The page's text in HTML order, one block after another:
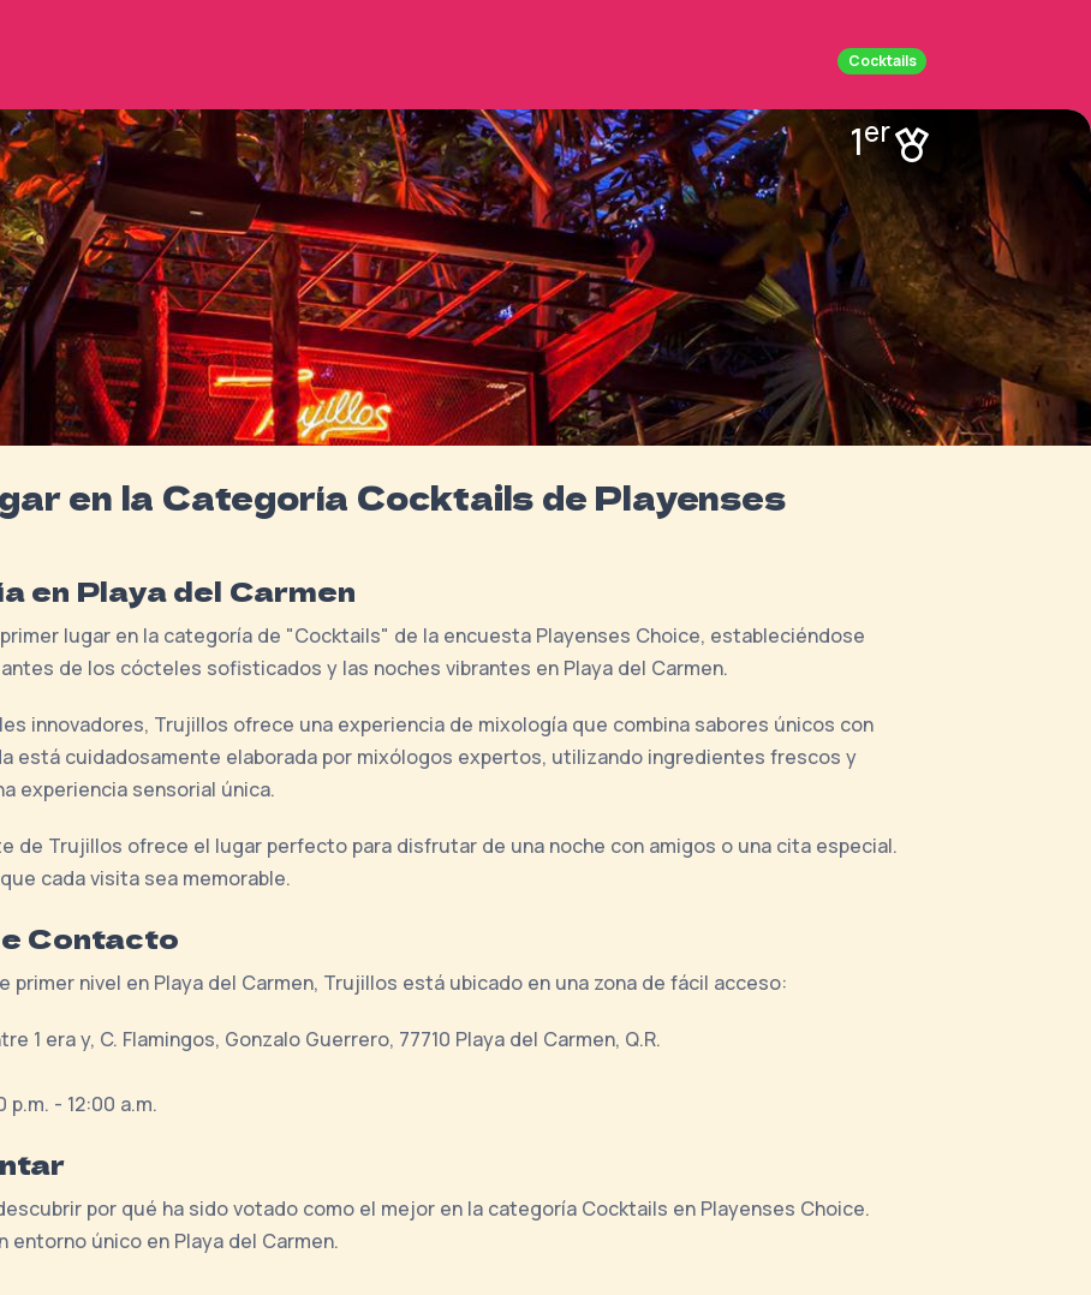
Cocktails
1er
en la Categoría Cocktails de Playenses
en Playa del Carmen
lugar en la categoría de "Cocktails" de la encuesta Playenses Choice, estableciéndose
de los cócteles sofisticados y las noches vibrantes en Playa del Carmen.
innovadores, Trujillos ofrece una experiencia de mixología que combina sabores únicos con
está cuidadosamente elaborada por mixólogos expertos, utilizando ingredientes frescos y
experiencia sensorial única.
de Trujillos ofrece el lugar perfecto para disfrutar de una noche con amigos o una cita especial.
cada visita sea memorable.
Contacto
primer nivel en Playa del Carmen, Trujillos está ubicado en una zona de fácil acceso:
1 era y, C. Flamingos, Gonzalo Guerrero, 77710 Playa del Carmen, Q.R.
- 12:00 a.m.
por qué ha sido votado como el mejor en la categoría Cocktails en Playenses Choice.
único en Playa del Carmen.